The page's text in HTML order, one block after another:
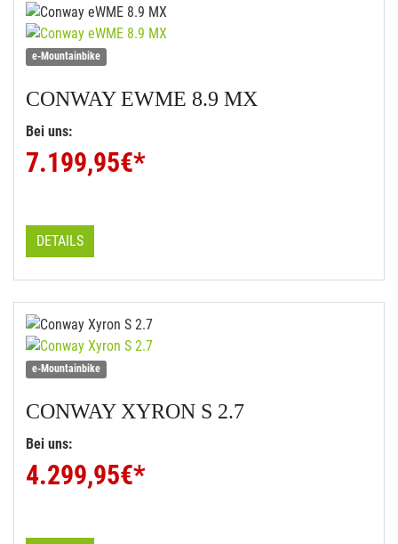
e-Mountainbike
CONWAYEWME 8.9 MX
Bei uns:
7.199,95€*
DETAILS
e-Mountainbike
CONWAYXYRON S 2.7
Bei uns:
4.299,95€*